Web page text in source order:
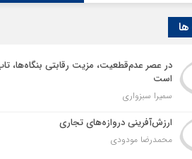
در عصر عدم‌قطعیت، مزیت رقابتی بنگاه‌ها،
است
سمیرا سبزواری
ارزش‌آفرینی دروازه‌های تجاری
محمدرضا مودودی